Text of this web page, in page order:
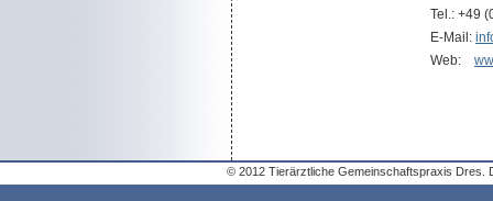
Tel.: +49
E-Mail:
Web:
© 2012 Tierärztliche Gemeinschaftspraxis